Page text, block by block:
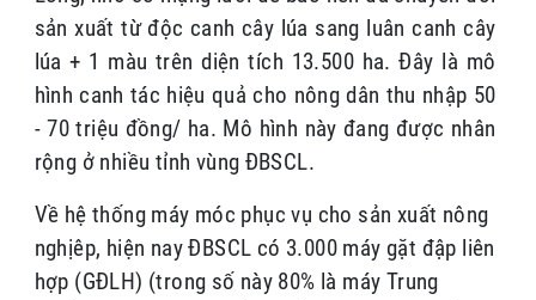
sản xuất từ độc canh cây lúa sang luân canh cây
lúa + 1 màu trên diện tích 13.500 ha. Đây là mô
hình canh tác hiệu quả cho nông dân thu nhập 50
- 70 triệu đồng/ ha. Mô hình này đang được nhân
rộng ở nhiều tỉnh vùng ĐBSCL.
Về hệ thống máy móc phục vụ cho sản xuất nông
nghịêp, hiện nayĐBSCL có 3.000 máy gặt đập liên
hợp (GĐLH) (trong số này 80% là máy Trung